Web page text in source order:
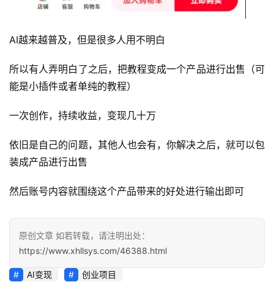
行
快
讯
开
案
例
避
南
运
登录 注册
AI越来越普及，但是很多人用不明白
所以有人弄明白了之后，把教程变成一个产品进行出售（可
能是小插件或者单纯的教程）
一次创作，持续收益，变现几十万
依旧是自己的问题，其他人也会有，你解决之后，就可以包
装成产品进行出售
然后账号内容就围绕这个产品带来的好处进行输出即可
原创文章 如若转载，请注明出处：
https://www.xhllsys.com/46388.html
AI变现 创业项目